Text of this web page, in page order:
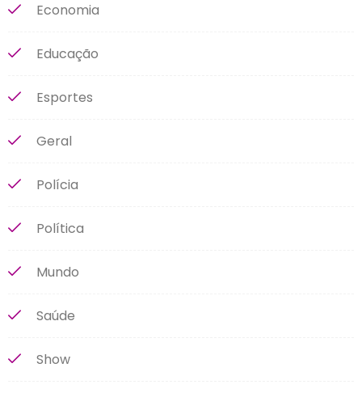
Economia
Educação
Esportes
Geral
Polícia
Política
Mundo
Saúde
Show